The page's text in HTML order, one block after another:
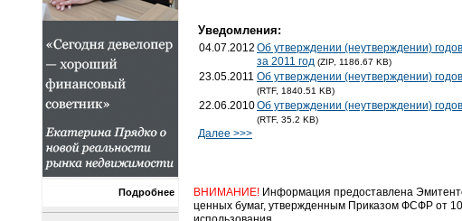
Подробнее
Уведомления:
04.07.2012 Об утверждении (неутверждении)
за 2011 год (ZIP, 1186.67 KB)
23.05.2011 Об утверждении (неутверждении)
(RTF, 1840.51 KB)
22.06.2010Об утверждении (неутверждении)
(RTF, 35.2 KB)
Далее >>>
ВНИМАНИЕ! Информация предоставлена
ценных бумаг, утвержденным Приказом ФСФР от